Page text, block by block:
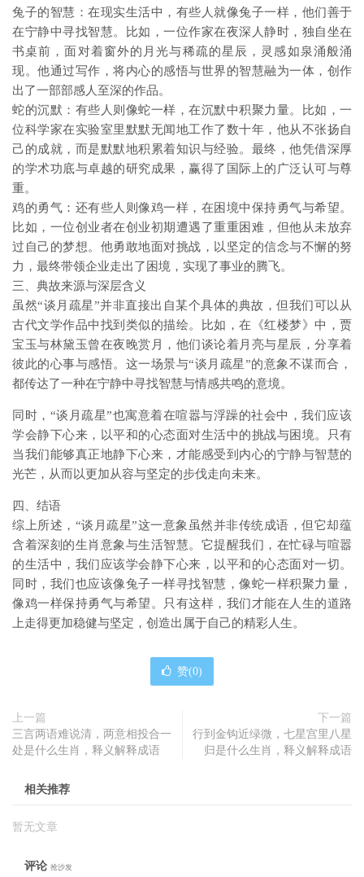
兔子的智慧：在现实生活中，有些人就像兔子一样，他们善于
在宁静中寻找智慧。比如，一位作家在夜深人静时，独自坐在
书桌前，面对着窗外的月光与稀疏的星辰，灵感如泉涌般涌
现。他通过写作，将内心的感悟与世界的智慧融为一体，创作
出了一部部感人至深的作品。
蛇的沉默：有些人则像蛇一样，在沉默中积聚力量。比如，一
位科学家在实验室里默默无闻地工作了数十年，他从不张扬自
己的成就，而是默默地积累着知识与经验。最终，他凭借深厚
的学术功底与卓越的研究成果，赢得了国际上的广泛认可与尊
重。
鸡的勇气：还有些人则像鸡一样，在困境中保持勇气与希望。
比如，一位创业者在创业初期遭遇了重重困难，但他从未放弃
过自己的梦想。他勇敢地面对挑战，以坚定的信念与不懈的努
力，最终带领企业走出了困境，实现了事业的腾飞。
三、典故来源与深层含义
虽然“谈月疏星”并非直接出自某个具体的典故，但我们可以从
古代文学作品中找到类似的描绘。比如，在《红楼梦》中，贾
宝玉与林黛玉曾在夜晚赏月，他们谈论着月亮与星辰，分享着
彼此的心事与感悟。这一场景与“谈月疏星”的意象不谋而合，
都传达了一种在宁静中寻找智慧与情感共鸣的意境。
同时，“谈月疏星”也寓意着在喧嚣与浮躁的社会中，我们应该
学会静下心来，以平和的心态面对生活中的挑战与困境。只有
当我们能够真正地静下心来，才能感受到内心的宁静与智慧的
光芒，从而以更加从容与坚定的步伐走向未来。
四、结语
综上所述，“谈月疏星”这一意象虽然并非传统成语，但它却蕴
含着深刻的生肖意象与生活智慧。它提醒我们，在忙碌与喧嚣
的生活中，我们应该学会静下心来，以平和的心态面对一切。
同时，我们也应该像兔子一样寻找智慧，像蛇一样积聚力量，
像鸡一样保持勇气与希望。只有这样，我们才能在人生的道路
上走得更加稳健与坚定，创造出属于自己的精彩人生。
赞(0)
上一篇
三言两语难说清，两意相投合一
处是什么生肖，释义解释成语
下一篇
行到金钩近绿微，七星宫里八星
归是什么生肖，释义解释成语
相关推荐
暂无文章
评论 抢沙发